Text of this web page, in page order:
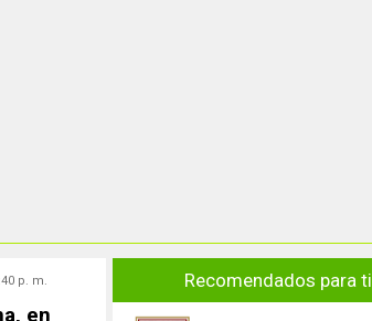
p. m.
en
Recomendados para ti